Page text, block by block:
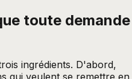
toute demande
ingrédients. D'abord,
qui veulent se remettre en